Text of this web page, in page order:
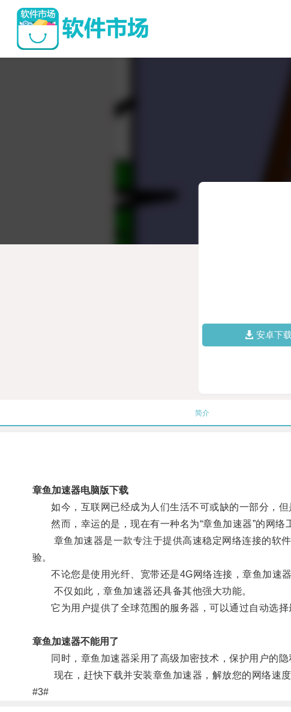
安卓下载
简介
章鱼加速器电脑版下载
如今，互联网已经成为人们生活不可或缺的一部分，但
然而，幸运的是，现在有一种名为“章鱼加速器”的网络
章鱼加速器是一款专注于提供高速稳定网络连接的软件
验。
不论您是使用光纤、宽带还是4G网络连接，章鱼加速器
不仅如此，章鱼加速器还具备其他强大功能。
它为用户提供了全球范围的服务器，可以通过自动选择
章鱼加速器不能用了
同时，章鱼加速器采用了高级加密技术，保护用户的隐
现在，赶快下载并安装章鱼加速器，解放您的网络速度
#3#